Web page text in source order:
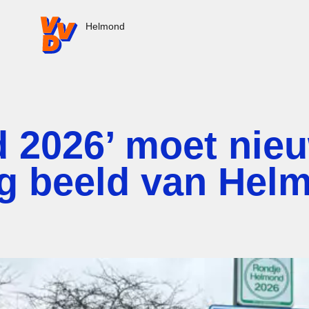
VVD.nl - Ga naar de homepage
Helmond
2026’ moet
beeld van